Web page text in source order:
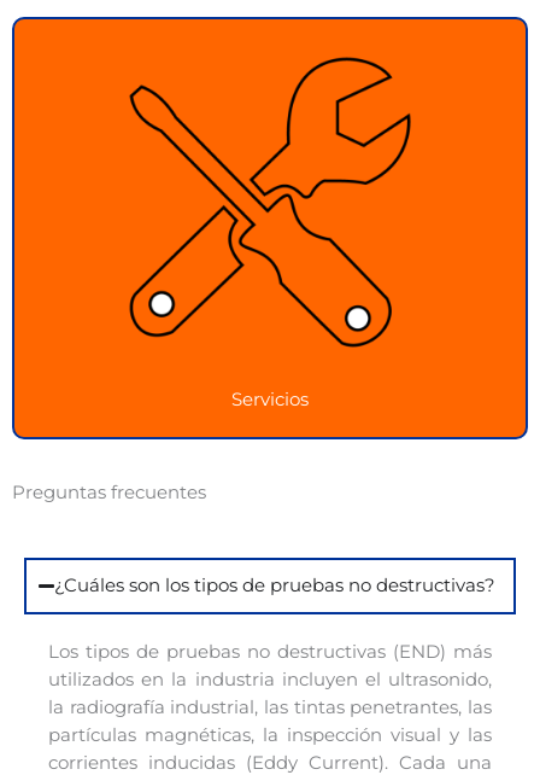
Servicios
Servicios
Soluciones integrales y personalizadas para
satisfacer tus necesidades de inspección
Ver más
Preguntas frecuentes
¿Cuáles son los tipos de pruebas no destructivas?
Los tipos de pruebas no destructivas (END) más
utilizados en la industria incluyen el ultrasonido,
la radiografía industrial, las tintas penetrantes, las
partículas magnéticas, la inspección visual y las
corrientes inducidas (Eddy Current). Cada una